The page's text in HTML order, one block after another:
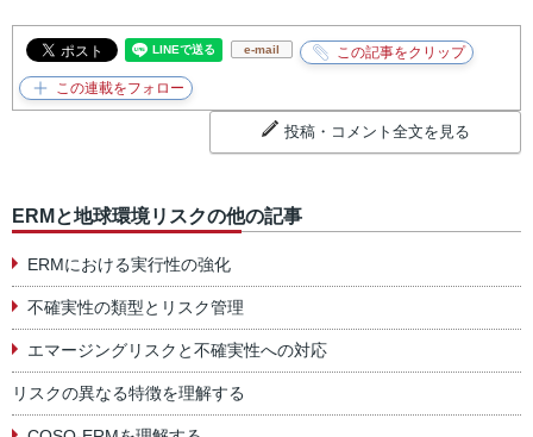
e-mail
投稿・コメント全文を見る
ERMと地球環境リスクの他の記事
ERMにおける実行性の強化
不確実性の類型とリスク管理
エマージングリスクと不確実性への対応
リスクの異なる特徴を理解する